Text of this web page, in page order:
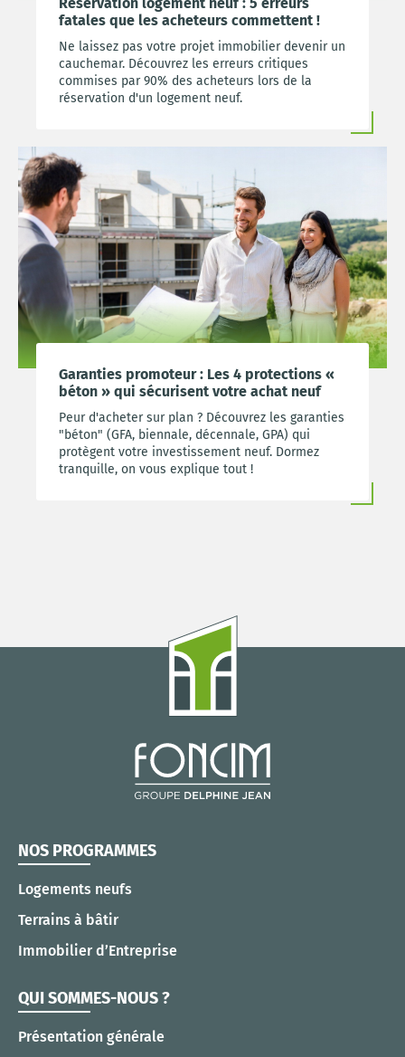
Réservation logement neuf : 5 erreurs
fatales que les acheteurs commettent !
Ne laissez pas votre projet immobilier devenir un
cauchemar. Découvrez les erreurs critiques
commises par 90% des acheteurs lors de la
réservation d'un logement neuf.
Garanties promoteur : Les 4 protections «
béton » qui sécurisent votre achat neuf
Peur d'acheter sur plan ? Découvrez les garanties
"béton" (GFA, biennale, décennale, GPA) qui
protègent votre investissement neuf. Dormez
tranquille, on vous explique tout !
NOS PROGRAMMES
Logements neufs
Terrains à bâtir
Immobilier d’Entreprise
QUI SOMMES-NOUS ?
Présentation générale